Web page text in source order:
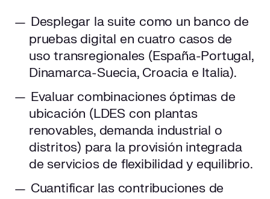
Desplegar la suite como un banco de
pruebas digital en cuatro casos de
uso transregionales (España-Portugal,
Dinamarca-Suecia, Croacia e Italia).
Evaluar combinaciones óptimas de
ubicación (LDES con plantas
renovables, demanda industrial o
distritos) para la provisión integrada
de servicios de flexibilidad y equilibrio.
Cuantificar las contribuciones de